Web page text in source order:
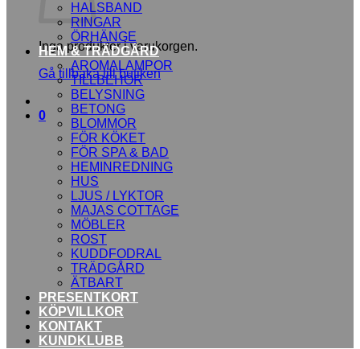
Inga produkter i varukorgen.
Gå tillbaka till butiken
0
HALSBAND
RINGAR
ÖRHÄNGE
HEM & TRÄDGÅRD
AROMALAMPOR
TILLBEHÖR
BELYSNING
BETONG
BLOMMOR
FÖR KÖKET
FÖR SPA & BAD
HEMINREDNING
HUS
LJUS / LYKTOR
MAJAS COTTAGE
MÖBLER
ROST
KUDDFODRAL
TRÄDGÅRD
ÄTBART
PRESENTKORT
KÖPVILLKOR
KONTAKT
KUNDKLUBB